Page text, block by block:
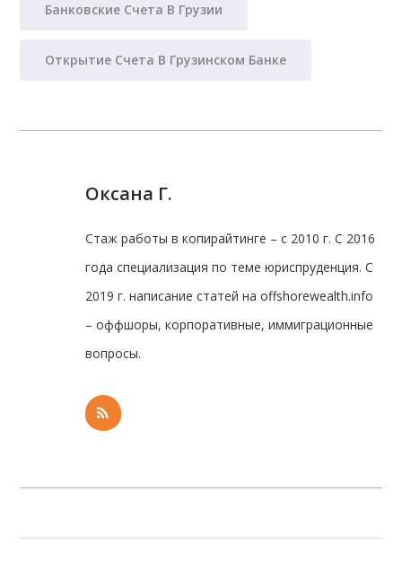
Банковские Счета В Грузии
Открытие Счета В Грузинском Банке
Оксана Г.
Стаж работы в копирайтинге – с 2010 г. С 2016
года специализация по теме юриспруденция. С
2019 г. написание статей на offshorewealth.info
– оффшоры, корпоративные, иммиграционные
вопросы.